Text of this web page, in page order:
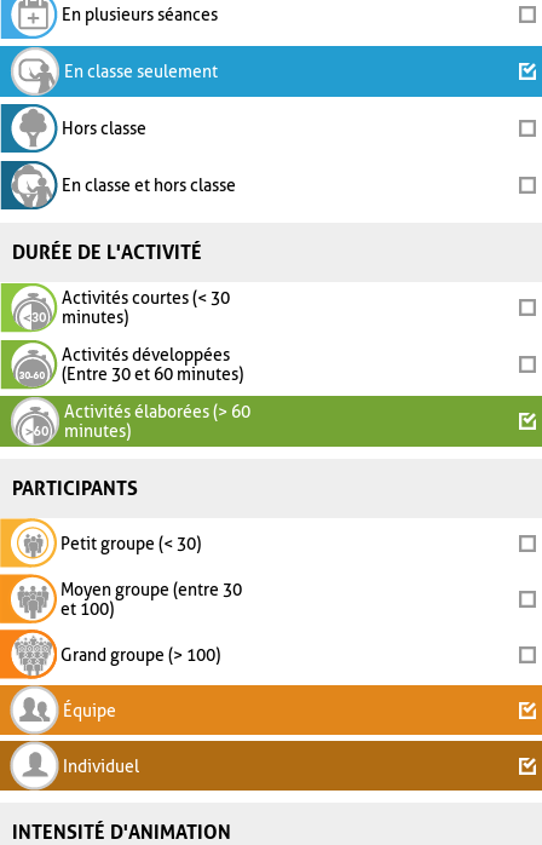
En plusieurs séances
En classe seulement
Hors classe
En classe et hors classe
DURÉE DE L'ACTIVITÉ
Activités courtes (< 30
minutes)
Activités développées
(Entre 30 et 60 minutes)
Activités élaborées (> 60
minutes)
PARTICIPANTS
Petit groupe (< 30)
Moyen groupe (entre 30
et 100)
Grand groupe (> 100)
Équipe
Individuel
INTENSITÉ D'ANIMATION